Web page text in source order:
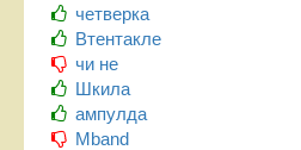
четверка
Втентакле
чи не
Шкила
ампулда
Mband